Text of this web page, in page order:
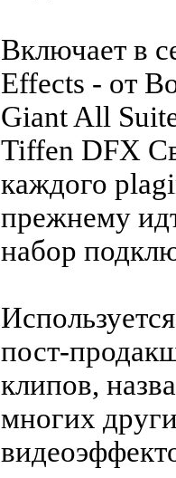
Включает в
Effects - от
Giant All
Tiffen DFX
каждого
прежнему
набор
пост-
клипов,
многих